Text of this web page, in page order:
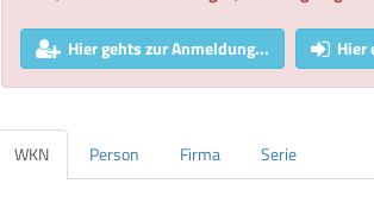
Hier gehts zur Anmeldung... Hier
WKN Person Firma Serie